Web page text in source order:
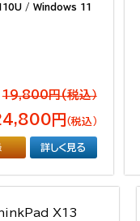
/ Windows 11
19,800円(税込）
円 （税込）
詳しく見る